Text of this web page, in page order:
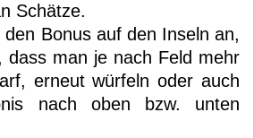
Schätze.
Bonus auf den Inseln an,
dass man je nach Feld mehr
erneut würfeln oder auch
nach oben bzw. unten